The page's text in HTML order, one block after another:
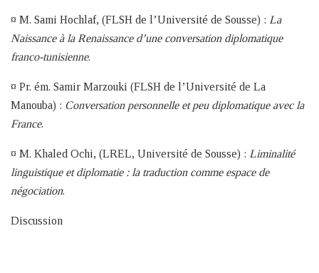
¤ M. Sami Hochlaf, (FLSH de l’Université de Sousse) : La
Naissance à la Renaissance d’une conversation diplomatique
franco-tunisienne.
¤ Pr. ém. Samir Marzouki (FLSH de l’Université de La
Manouba) : Conversation personnelle et peu diplomatique avec la
France.
¤ M. Khaled Ochi, (LREL, Université de Sousse) : Liminalité
linguistique et diplomatie : la traduction comme espace de
négociation.
Discussion